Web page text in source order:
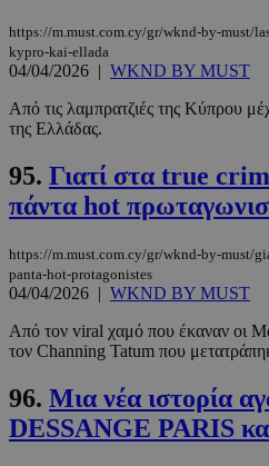
https://m.must.com.cy/gr/wknd-by-must/
kypro-kai-ellada
04/04/2026 | WKND BY MUST
Από τις λαμπρατζιές της Κύπρου
της Ελλάδας.
95. Γιατί στα true
πάντα hot
https://m.must.com.cy/gr/wknd-by-must/
panta-hot-protagonistes
04/04/2026 | WKND BY MUST
Από τον viral χαμό που έκαναν οι
τον Channing Tatum που
96. Μια νέα ιστορία
DESSANGE PARIS